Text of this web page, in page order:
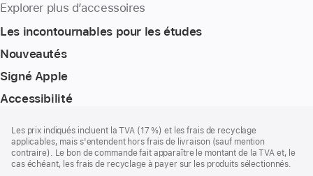
Explorer plus d’accessoires
Les incontournables pour les études
Nouveautés
Signé Apple
Accessibilité
de
page
de
bas
de
Les prix indiqués incluent la TVA (17 %) et les frais de recyclage
applicables, mais s'entendent hors frais de livraison (sauf mention
contraire). Le bon de commande fait apparaître le montant de la TVA et, le
cas échéant, les frais de recyclage à payer sur les produits sélectionnés.